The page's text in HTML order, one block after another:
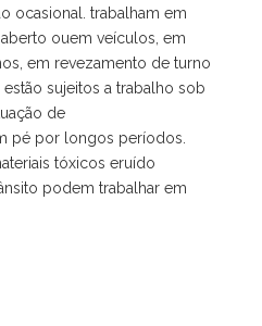
ocasional. trabalham em
ouem veículos, em
em revezamento de turno
sujeitos a trabalho sob
de
pé por longos períodos.
tóxicos eruído
podem trabalhar em